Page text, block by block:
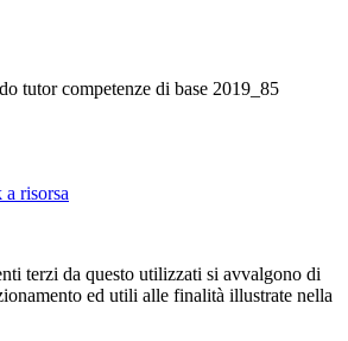
tutor competenze di base 2019_85
risorsa
terzi da questo utilizzati si avvalgono di
ed utili alle finalità illustrate nella